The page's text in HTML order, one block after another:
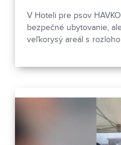
V Hoteli pre psov
bezpečné ubytovanie,
veľkorysý areál s